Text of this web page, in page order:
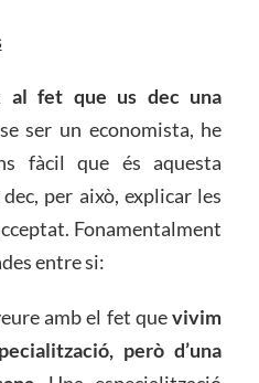
al fet que us dec una
ser un economista, he
fàcil que és aquesta
per això, explicar les
Fonamentalment
entre si:
amb el fet quevivim
però d’una